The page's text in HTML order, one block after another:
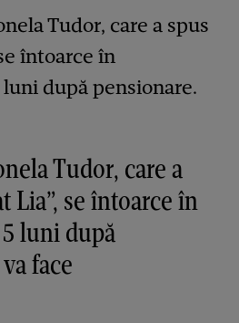
Tudor, care a
Lia”, se întoarce în
luni după
face